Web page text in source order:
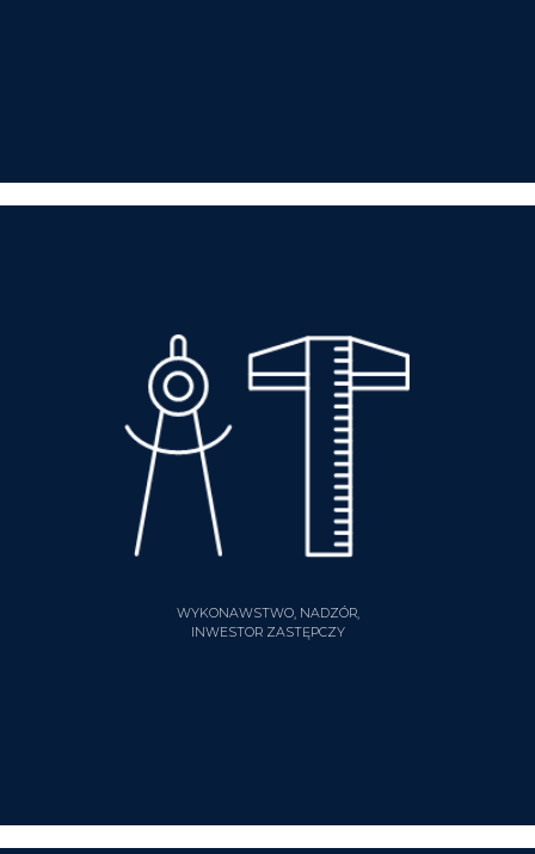
WYKONAWSTWO, NADZÓR,
INWESTOR ZASTĘPCZY